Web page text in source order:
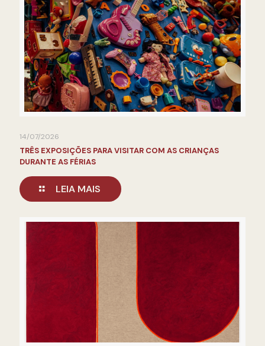
14/07/2026
TRÊS EXPOSIÇÕES PARA VISITAR COM AS CRIANÇAS
DURANTE AS FÉRIAS
LEIA MAIS